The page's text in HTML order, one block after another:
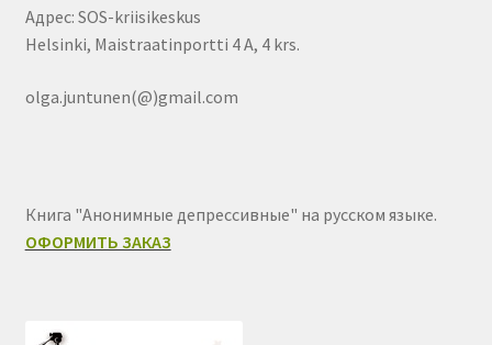
Адрес: SOS-kriisikeskus
Helsinki, Maistraatinportti 4 A, 4 krs.
olga.juntunen(@)gmail.com
Книга "Анонимные депрессивные" на русском языке.
ОФОРМИТЬ ЗАКАЗ